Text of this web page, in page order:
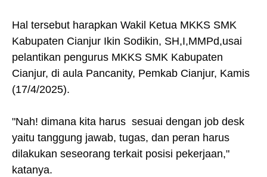
Hal tersebut harapkan Wakil Ketua MKKS SMK
Kabupaten Cianjur Ikin Sodikin, SH,I,MMPd,usai
pelantikan pengurus MKKS SMK Kabupaten
Cianjur, di aula Pancanity, Pemkab Cianjur, Kamis
(17/4/2025).
"Nah! dimana kita harus sesuai dengan job desk
yaitu tanggung jawab, tugas, dan peran harus
dilakukan seseorang terkait posisi pekerjaan,"
katanya.